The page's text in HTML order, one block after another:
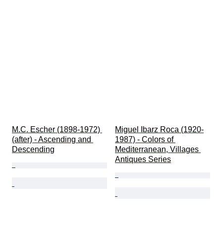
M.C. Escher (1898-1972)
(after) - Ascending and
Descending
Miguel Ibarz Roca (1920-
1987) - Colors of
Mediterranean, Villages
Antiques Series